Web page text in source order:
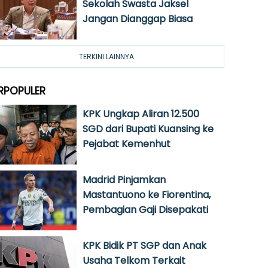
Sekolah Swasta Jaksel
Jangan Dianggap Biasa
TERKINI LAINNYA
KPK Ungkap Aliran 12.500
SGD dari Bupati Kuansing ke
Pejabat Kemenhut
Madrid Pinjamkan
Mastantuono ke Fiorentina,
Pembagian Gaji Disepakati
KPK Bidik PT SGP dan Anak
Usaha Telkom Terkait